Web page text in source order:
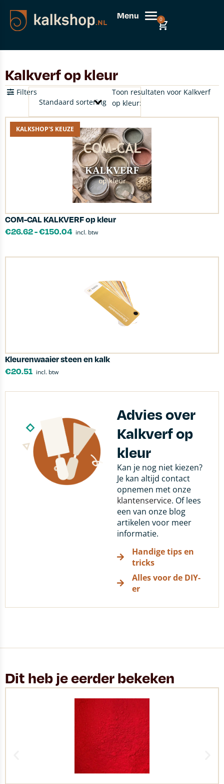
Menu 0
Kalkverf op kleur
Toon resultaten voor Kalkverf
op kleur:
Filters
KALKSHOP'S KEUZE
COM-CAL KALKVERF op kleur
€26.62-€150.04 incl. btw
Kleurenwaaier steen en kalk
€20.51 incl. btw
Advies over
Kalkverf op
kleur
Kan je nog niet kiezen?
Je kan altijd contact
opnemen met onze
klantenservice. Of lees
een van onze blog
artikelen voor meer
informatie.
Handige tips en
tricks
Alles voor de DIY-
er
Dit heb je eerder bekeken